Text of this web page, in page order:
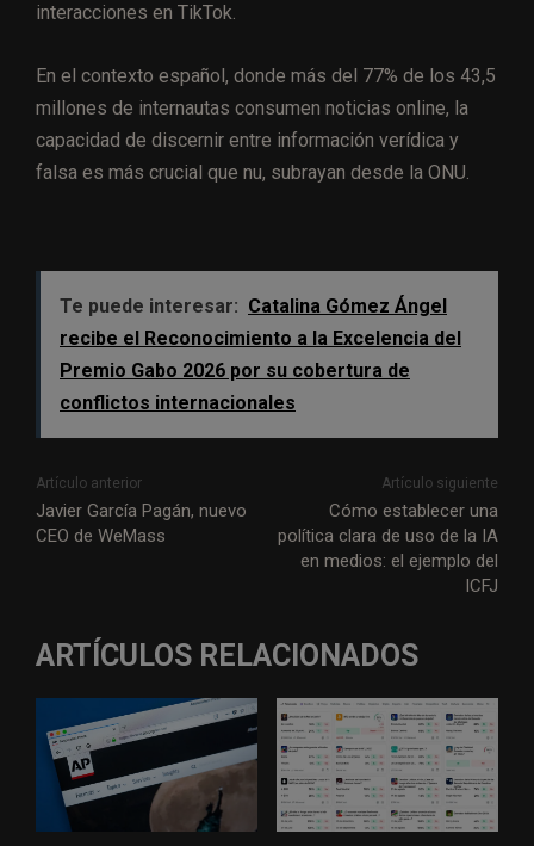
interacciones en TikTok.
En el contexto español, donde más del 77% de los 43,5
millones de internautas consumen noticias online, la
capacidad de discernir entre información verídica y
falsa es más crucial que nu, subrayan desde la ONU.
Te puede interesar: Catalina Gómez Ángel
recibe el Reconocimiento a la Excelencia del
Premio Gabo 2026 por su cobertura de
conflictos internacionales
Artículo anterior
Javier García Pagán, nuevo
CEO de WeMass
Artículo siguiente
Cómo establecer una
política clara de uso de la IA
en medios: el ejemplo del
ICFJ
ARTÍCULOS RELACIONADOS